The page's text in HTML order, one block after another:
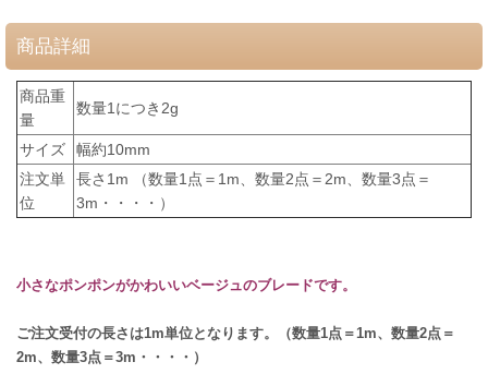
商品詳細
商品重
量
数量1につき2g
サイズ
幅約10mm
注文単
位
長さ1m （数量1点＝1m、数量2点＝2m、数量3点＝
3m・・・・）
小さなポンポンがかわいいベージュのブレードです。
ご注文受付の長さは1m単位となります。（数量1点＝1m、数量2点＝
2m、数量3点＝3m・・・・）